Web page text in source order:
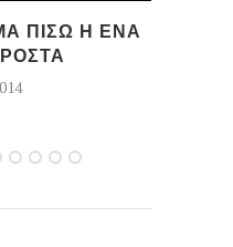
ΠΙΣΩ Η ΕΝΑ